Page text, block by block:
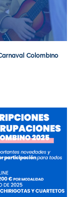
Colombino